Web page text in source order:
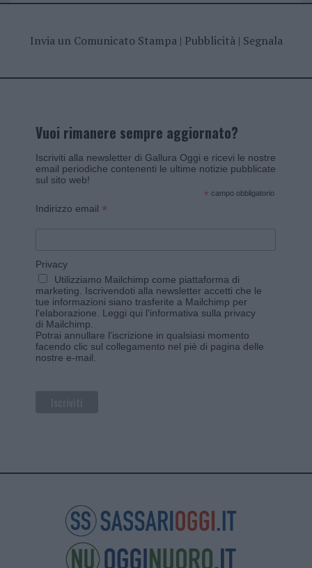
Invia un Comunicato Stampa| Pubblicità| Segnala
Vuoi rimanere sempre aggiornato?
Iscriviti alla newsletter di Gallura Oggi e ricevi le nostre
email periodiche contenenti le ultime notizie pubblicate
sul sito web!
* campo obbligatorio
Indirizzo email *
Privacy
Utilizziamo Mailchimp come piattaforma di
marketing. Iscrivendoti alla newsletter accetti che le
tue informazioni siano trasferite a Mailchimp per
l'elaborazione. Leggi qui l'informativa sulla privacy
di Mailchimp
Potrai annullare l'iscrizione in qualsiasi momento
facendo clic sul collegamento nel piè di pagina delle
nostre e-mail.